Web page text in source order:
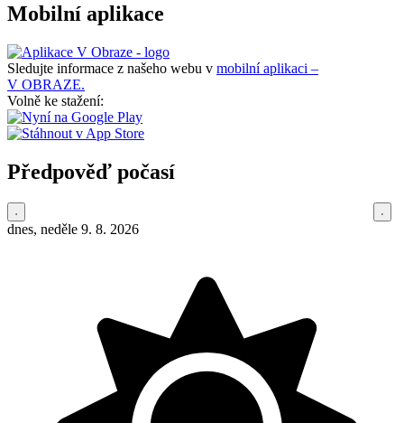
Mobilní aplikace
Sledujte informace z našeho webu v mobilní aplikaci –
V OBRAZE.
Volně ke stažení:
Předpověď počasí
dnes, neděle 9. 8. 2026